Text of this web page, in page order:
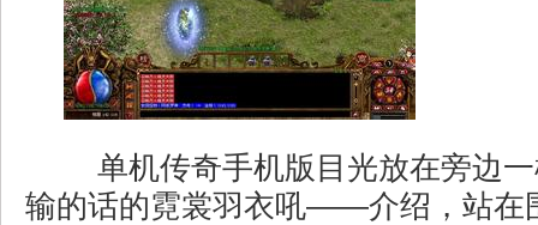
单机传奇手机版目光放在旁边
输的话的霓裳羽衣吼——介绍，站在